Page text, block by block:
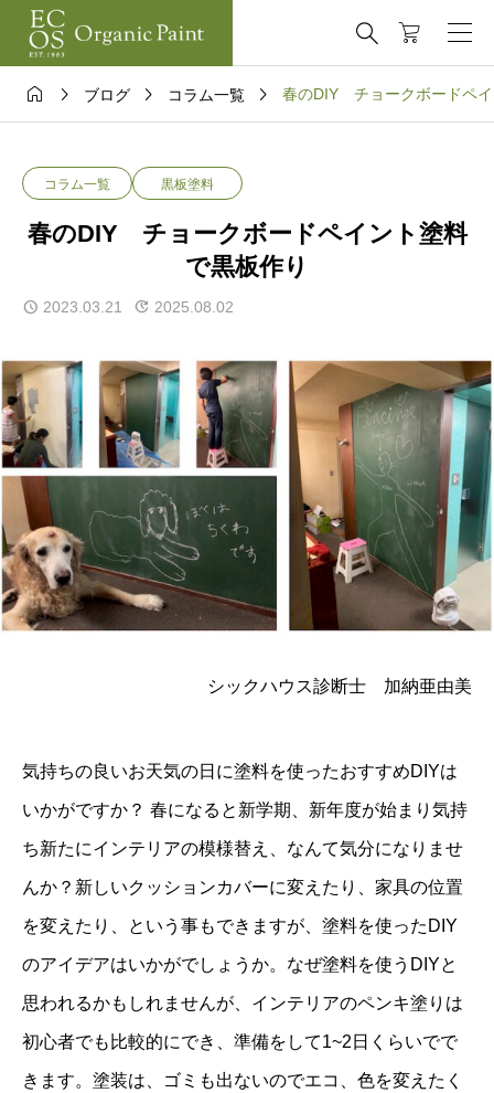

  ブログ  コラム一覧  春のDIY チョークボードペ
コラム一覧 黒板塗料
春のDIY チョークボードペイント塗料
で黒板作り
2023.03.21 2025.08.02
シックハウス診断士 加納亜由美
気持ちの良いお天気の日に塗料を使ったおすすめDIYは
いかがですか？ 春になると新学期、新年度が始まり気持
ち新たにインテリアの模様替え、なんて気分になりませ
んか？新しいクッションカバーに変えたり、家具の位置
を変えたり、という事もできますが、塗料を使ったDIY
のアイデアはいかがでしょうか。なぜ塗料を使うDIYと
思われるかもしれませんが、インテリアのペンキ塗りは
初心者でも比較的にでき、準備をして1~2日くらいでで
きます。塗装は、ゴミも出ないのでエコ、色を変えたく